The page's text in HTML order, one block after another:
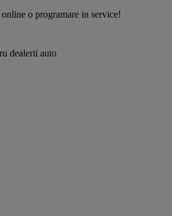
o programare in service!
dealerii auto